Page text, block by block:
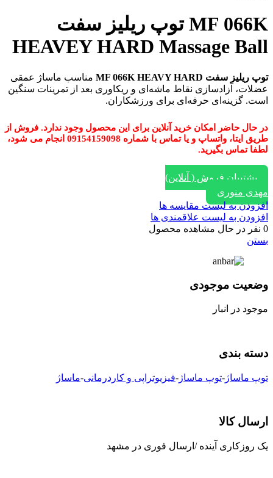
MF 066K توپ ریلیز سفت
HEAVEY HARD Massage Ball
توپ ریلیز سفت MF 066K HEAVY HARD
مناسب ماساژ عمقی
عضلات، آزادسازی نقاط ماشه‌ای و ریکاوری بعد از تمرینات سنگین
است. گزینه‌ای حرفه‌ای برای ورزشکاران.
در حال حاضر امکان خرید آنلاین برای این محصول وجود ندارد. فروش از
طریق ایتا، واتساپ و یا تماس با شماره 09154159098 انجام می شود،
لطفا تماس بگیرید.
پشتیبان فروش ( آنلاین)
مهدی منوری
افزودن به لیست مقایسه ها
افزودن به لیست علاقمندی ها
0 نفر در حال مشاهده محصول
بستن
وضعیت موجودی
موجود در انبار
دسته بندی
توپ ماساژ-توپ ماساژ-فیزیوتراپی و کاردرمانی-ماساژ
ارسال کالا
یک روزکاری آینده /ارسال فوری در مشهد